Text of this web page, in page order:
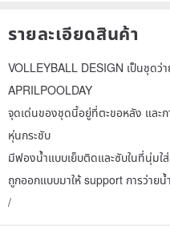
รายละเอียดสินค้า
VOLLEYBALL DESIGN เป็นชุด
APRILPOOLDAY
จุดเด่นของชุดนี้อยู่ที่ตะขอหลัง และก
หุ่นกระชับ
มีฟองน้ำแบบเย็บติดและซับในที่นุ่มใ
ถูกออกแบบมาให้ support การว่าย
/